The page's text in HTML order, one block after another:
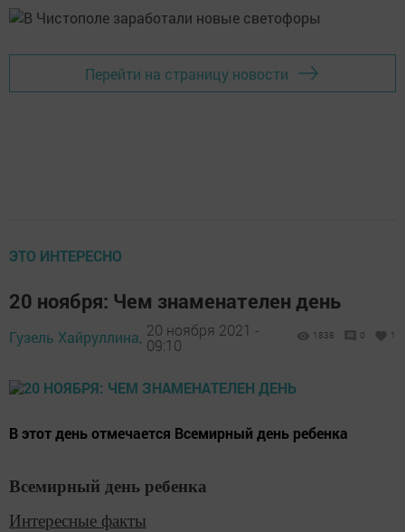
Перейти на страницу новости
ЭТО ИНТЕРЕСНО
20 ноября: Чем знаменателен день
Гузель Хайруллина, 20 ноября 2021 -
09:10
1838 0 1
В этот день отмечается Всемирный день ребенка
Всемирный день ребенка
Интересные факты